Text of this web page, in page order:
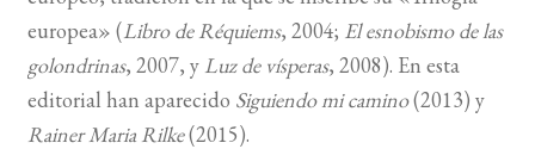
europea» (Libro de Réquiems, 2004; El esnobismo de las
golondrinas, 2007, y Luz de vísperas, 2008). En esta
editorial han aparecido Siguiendo mi camino(2013) y
Rainer Maria Rilke(2015).